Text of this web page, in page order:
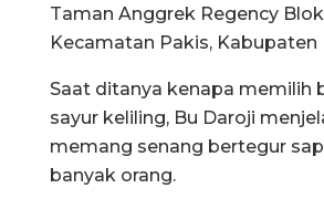
Taman Anggrek Regency Blok
Kecamatan Pakis, Kabupaten
Saat ditanya kenapa memilih
sayur keliling, Bu Daroji
memang senang bertegur
banyak orang.